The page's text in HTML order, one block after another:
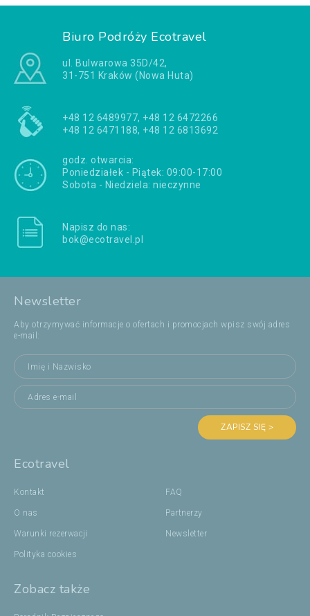
Biuro Podróży Ecotravel
ul. Bulwarowa 35D/42,
31-751 Kraków (Nowa Huta)
+48 12 6489977, +48 12 6472266
+48 12 6471188, +48 12 6813692
godz. otwarcia:
Poniedziałek - Piątek: 09:00-17:00
Sobota - Niedziela: nieczynne
Napisz do nas:
bok@ecotravel.pl
Newsletter
Aby otrzymywać informacje o ofertach i promocjach wpisz swój adres
e-mail:
ZAPISZ SIĘ >
Ecotravel
Kontakt
O nas
Warunki rezerwacji
Polityka cookies
FAQ
Partnerzy
Newsletter
Zobacz także